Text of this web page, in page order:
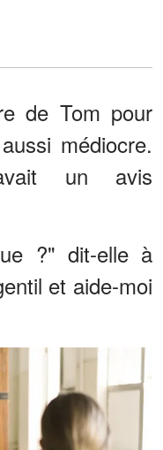
de Tom pour
médiocre.
un avis
?" dit-elle à
et aide-moi